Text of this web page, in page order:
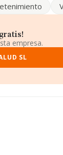
compañía se ha
S.L
Narvaez 70 S.L
pasando del
incluye:
como
empresa.
SL